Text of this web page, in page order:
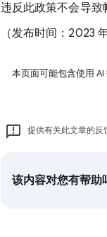
违反此政策不会导致
（发布时间：2023
本页面可能包含使用 AI
提供有关此文章的反
该内容对您有帮助